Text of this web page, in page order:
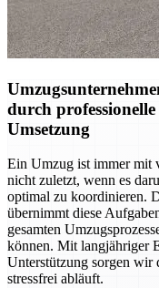
durch
Umsetzung
Ein Umzug ist immer mit
nicht zuletzt, wenn es
optimal zu koordinieren.
übernimmt diese
gesamten
können. Mit langjähriger
Unterstützung sorgen wir
stressfrei abläuft.